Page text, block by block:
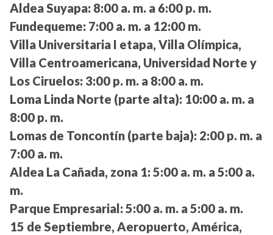
Aldea Suyapa: 8:00 a. m. a 6:00 p. m.
Fundequeme: 7:00 a. m. a 12:00 m.
Villa Universitaria I etapa, Villa Olímpica,
Villa Centroamericana, Universidad Norte y
Los Ciruelos: 3:00 p. m. a 8:00 a. m.
Loma Linda Norte (parte alta): 10:00 a. m. a
8:00 p. m.
Lomas de Toncontín (parte baja): 2:00 p. m. a
7:00 a. m.
Aldea La Cañada, zona 1: 5:00 a. m. a 5:00 a.
m.
Parque Empresarial: 5:00 a. m. a 5:00 a. m.
15 de Septiembre, Aeropuerto, América,